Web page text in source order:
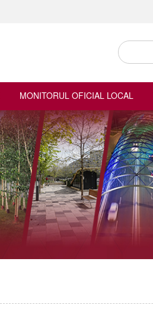
MONITORUL OFICIAL LOCAL